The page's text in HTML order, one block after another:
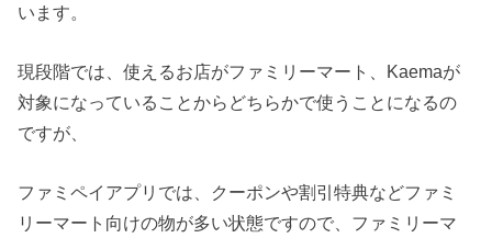
います。
現段階では、使えるお店がファミリーマート、Kaemaが
対象になっていることからどちらかで使うことになるの
ですが、
ファミペイアプリでは、クーポンや割引特典などファミ
リーマート向けの物が多い状態ですので、ファミリーマ